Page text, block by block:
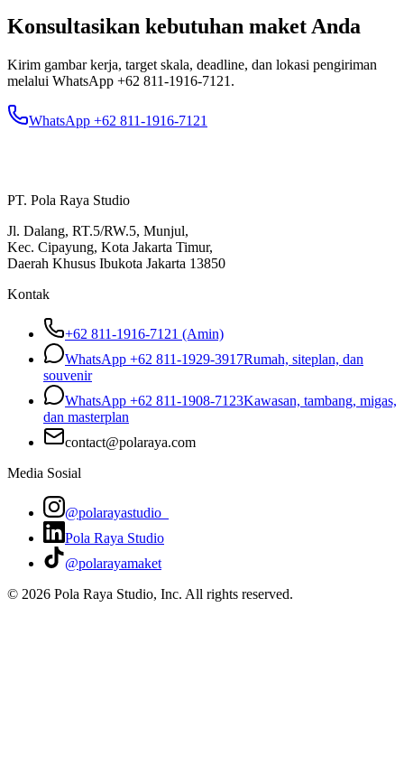
Konsultasikan kebutuhan maket Anda
Kirim gambar kerja, target skala, deadline, dan lokasi pengiriman
melalui WhatsApp +62 811-1916-7121 .
WhatsApp +62 811-1916-7121
PT. Pola Raya Studio
Jl. Dalang, RT.5/RW.5, Munjul,
Kec. Cipayung, Kota Jakarta Timur,
Daerah Khusus Ibukota Jakarta 13850
Kontak
+62 811-1916-7121 (Amin)
WhatsApp +62 811-1929-3917Rumah, siteplan, dan
souvenir
WhatsApp +62 811-1908-7123Kawasan, tambang, migas,
dan masterplan
contact@polaraya.com
Media Sosial
@polarayastudio_
Pola Raya Studio
@polarayamaket
© 2026 Pola Raya Studio, Inc. All rights reserved.